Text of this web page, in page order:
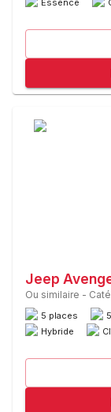
Essence
Jeep
Ou similaire -
5 places
Hybride